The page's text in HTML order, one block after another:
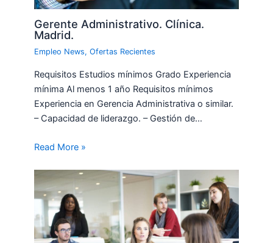
Gerente Administrativo. Clínica.
Madrid.
Empleo News,Ofertas Recientes
Requisitos Estudios mínimos Grado Experiencia
mínima Al menos 1 año Requisitos mínimos
Experiencia en Gerencia Administrativa o similar.
– Capacidad de liderazgo. – Gestión de…
Read More »